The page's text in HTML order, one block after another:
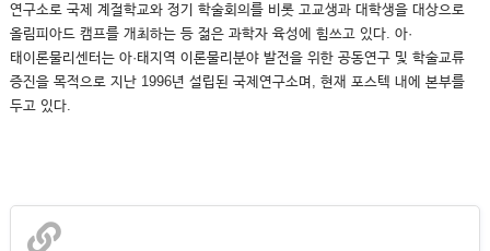
연구소로 국제 계절학교와 정기 학술회의를 비롯 고교생과 대학생을 대상으로
올림피아드 캠프를 개최하는 등 젊은 과학자 육성에 힘쓰고 있다. 아·
태이론물리센터는 아·태지역 이론물리분야 발전을 위한 공동연구 및 학술교류
증진을 목적으로 지난 1996년 설립된 국제연구소며, 현재 포스텍 내에 본부를
두고 있다.